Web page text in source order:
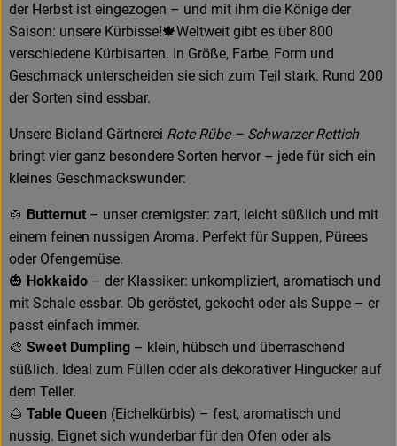
Frisches
Speisekammer
Getränke
BioDrogerie
So gehts
Über uns
Blog
Bio-Kochboxen
Rezeptarchiv
der Herbst ist eingezogen – und mit ihm die Könige der
Saison: unsere Kürbisse!🍁Weltweit gibt es über 800
verschiedene Kürbisarten. In Größe, Farbe, Form und
Geschmack unterscheiden sie sich zum Teil stark. Rund 200
der Sorten sind essbar.
Unsere Bioland-Gärtnerei Rote Rübe – Schwarzer Rettich
bringt vier ganz besondere Sorten hervor – jede für sich ein
kleines Geschmackswunder:
🍲 Butternut – unser cremigster: zart, leicht süßlich und mit
einem feinen nussigen Aroma. Perfekt für Suppen, Pürees
oder Ofengemüse.
🎃 Hokkaido – der Klassiker: unkompliziert, aromatisch und
mit Schale essbar. Ob geröstet, gekocht oder als Suppe – er
passt einfach immer.
🎨 Sweet Dumpling – klein, hübsch und überraschend
süßlich. Ideal zum Füllen oder als dekorativer Hingucker auf
dem Teller.
🌰 Table Queen (Eichelkürbis) – fest, aromatisch und
nussig. Eignet sich wunderbar für den Ofen oder als